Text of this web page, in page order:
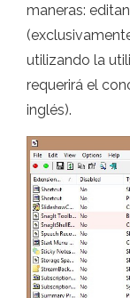
maneras:
utilizando la
requerirá el
inglés).